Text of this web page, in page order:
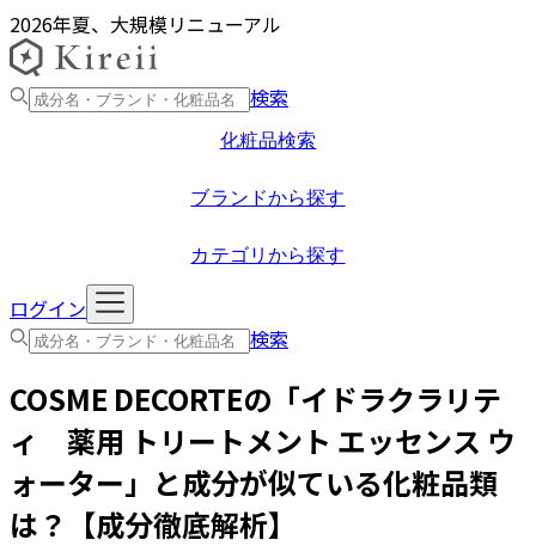
2026年夏、大規模リニューアル
検索
化粧品検索
ブランドから探す
カテゴリから探す
ログイン
検索
COSME DECORTEの「イドラクラリテ
ィ 薬用 トリートメント エッセンス ウ
ォーター 」と成分が似ている化粧品類
は？【成分徹底解析】